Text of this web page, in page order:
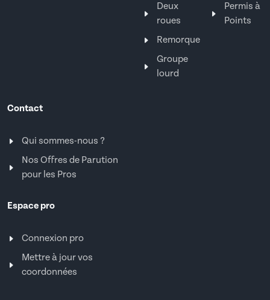
Deux
roues
Remorque
Groupe
lourd
Permis à
Points
Contact
Qui sommes-nous ?
Nos Offres de Parution
pour les Pros
Espace pro
Connexion pro
Mettre à jour vos
coordonnées